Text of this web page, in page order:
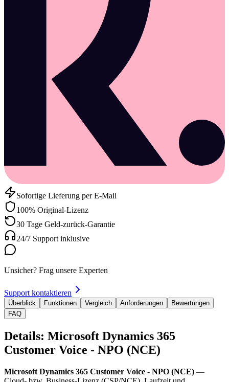
Sofortige Lieferung per E-Mail
100% Original-Lizenz
30 Tage Geld-zurück-Garantie
24/7 Support inklusive
Unsicher? Frag unsere Experten
Support kontaktieren
Überblick Funktionen Vergleich Anforderungen
Bewertungen
FAQ
Details: Microsoft Dynamics 365
Customer Voice - NPO (NCE)
Microsoft Dynamics 365 Customer Voice - NPO (NCE) —